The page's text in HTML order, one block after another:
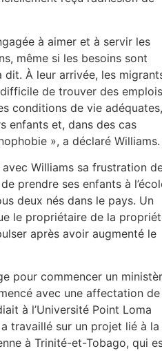
à aimer et à servir les
même si les besoins sont
À leur arrivée, les
de trouver des emplois
conditions de vie adéquates,
enfants et, dans des cas
», a déclaré Williams.
Williams sa frustration
prendre ses enfants à
deux nés dans le pays. Un
le propriétaire de la
après avoir augmenté le
pour commencer un
avec une affectation de
à l’Université Point Loma
a travaillé sur un projet lié à la
à Trinité-et-Tobago, qui